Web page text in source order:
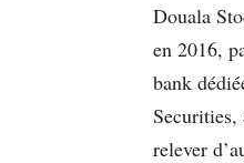
Douala
en 2016,
bank
Securities,
relever